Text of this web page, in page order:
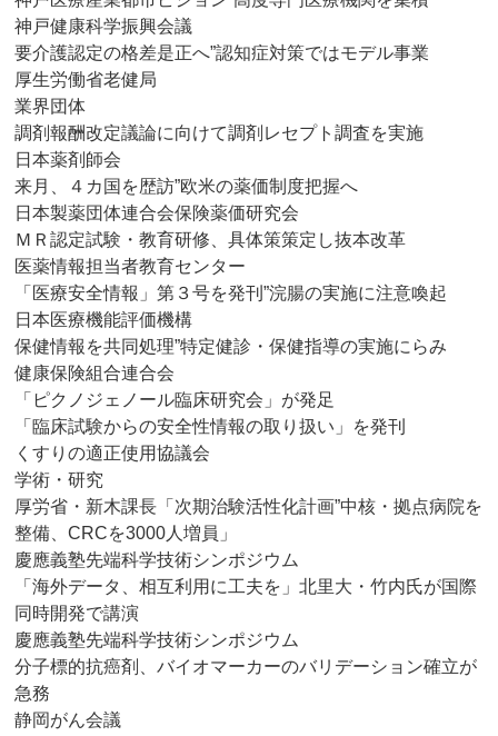
神戸健康科学振興会議
要介護認定の格差是正へ”認知症対策ではモデル事業
厚生労働省老健局
業界団体
調剤報酬改定議論に向けて調剤レセプト調査を実施
日本薬剤師会
来月、４カ国を歴訪”欧米の薬価制度把握へ
日本製薬団体連合会保険薬価研究会
ＭＲ認定試験・教育研修、具体策策定し抜本改革
医薬情報担当者教育センター
「医療安全情報」第３号を発刊”浣腸の実施に注意喚起
日本医療機能評価機構
保健情報を共同処理”特定健診・保健指導の実施にらみ
健康保険組合連合会
「ピクノジェノール臨床研究会」が発足
「臨床試験からの安全性情報の取り扱い」を発刊
くすりの適正使用協議会
学術・研究
厚労省・新木課長「次期治験活性化計画”中核・拠点病院を
整備、CRCを3000人増員」
慶應義塾先端科学技術シンポジウム
「海外データ、相互利用に工夫を」北里大・竹内氏が国際
同時開発で講演
慶應義塾先端科学技術シンポジウム
分子標的抗癌剤、バイオマーカーのバリデーション確立が
急務
静岡がん会議